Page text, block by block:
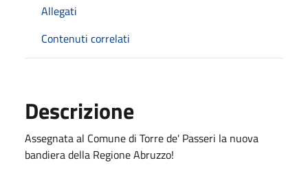
Allegati
Contenuti correlati
Descrizione
Assegnata al Comune di Torre de' Passeri la nuova
bandiera della Regione Abruzzo!